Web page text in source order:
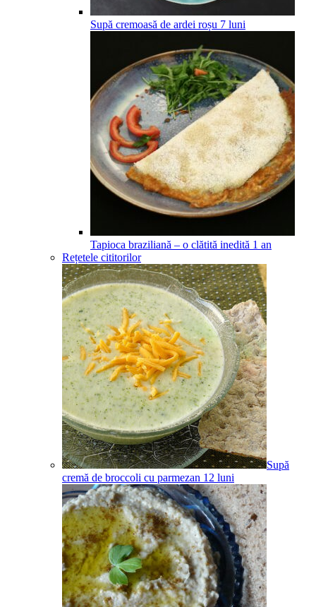
Supă cremoasă de ardei roșu 7 luni
Tapioca braziliană – o clătită inedită 1 an
Rețetele cititorilor
Supă
cremă de broccoli cu parmezan 12 luni